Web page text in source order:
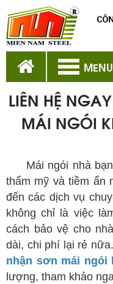
MENU
LIÊN HỆ
MÁI NGÓI
Mái ngói nhà bạn
thẩm mỹ và tiềm ẩn
đến các dịch vụ
không chỉ là việc
cách bảo vệ cho
dài, chi phí lại rẻ
nhận sơn mái ngói
lượng, tham khảo